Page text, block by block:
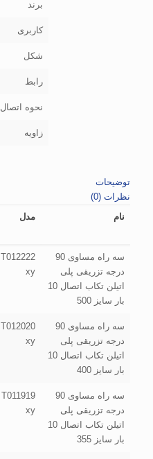
برند
کاربری
شکل
رابط
نحوه اتصال
زاویه
توضیحات
نظرات (0)
نام
مدل
سه راه مساوی 90
درجه تزریقی پلی
اتیلن تکاب اتصال 10
بار سایز 500
T012222
xy
سه راه مساوی 90
درجه تزریقی پلی
اتیلن تکاب اتصال 10
بار سایز 400
T012020
xy
سه راه مساوی 90
درجه تزریقی پلی
اتیلن تکاب اتصال 10
بار سایز 355
T011919
xy